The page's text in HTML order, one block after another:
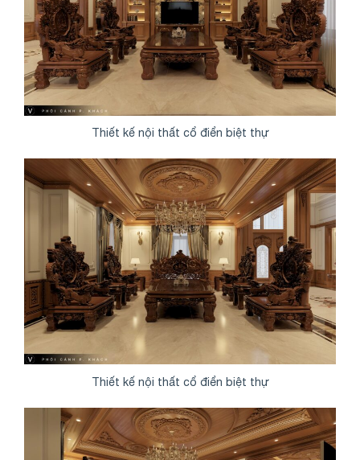
Thiết kế nội thất cổ điển biệt thự
Thiết kế nội thất cổ điển biệt thự